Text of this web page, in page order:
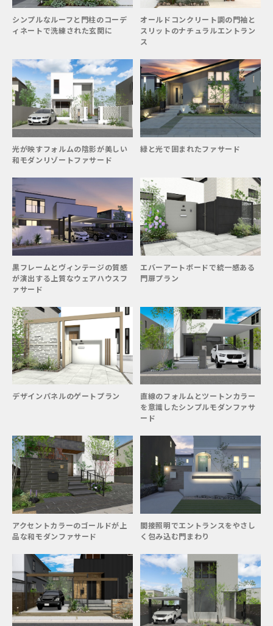
シンプルなルーフと門柱のコーデ
ィネートで洗練された玄関に
オールドコンクリート調の門袖と
スリットのナチュラルエントラン
ス
光が映すフォルムの陰影が美しい
和モダンリゾートファサード
緑と光で囲まれたファサード
黒フレームとヴィンテージの質感
が演出する上質なウェアハウスフ
ァサード
エバーアートボードで統一感ある
門扉プラン
デザインパネルのゲートプラン
直線のフォルムとツートンカラー
を意識したシンプルモダンファサ
ード
アクセントカラーのゴールドが上
品な和モダンファサード
間接照明でエントランスをやさし
く包み込む門まわり